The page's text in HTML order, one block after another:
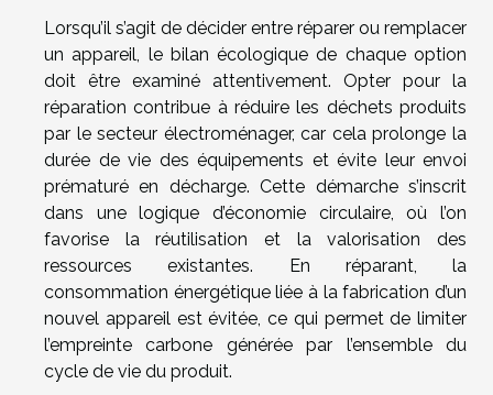
Lorsqu’il s’agit de décider entre réparer ou remplacer
un appareil, le bilan écologique de chaque option
doit être examiné attentivement. Opter pour la
réparation contribue à réduire les déchets produits
par le secteur électroménager, car cela prolonge la
durée de vie des équipements et évite leur envoi
prématuré en décharge. Cette démarche s’inscrit
dans une logique d’économie circulaire, où l’on
favorise la réutilisation et la valorisation des
ressources existantes. En réparant, la
consommation énergétique liée à la fabrication d’un
nouvel appareil est évitée, ce qui permet de limiter
l’empreinte carbone générée par l’ensemble du
cycle de vie du produit.